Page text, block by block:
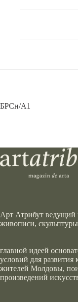
БРСн/А1
Арт Атрибут ведущий
живописи,
главной идеей
условий для развития
жителей Молдовы,
произведений